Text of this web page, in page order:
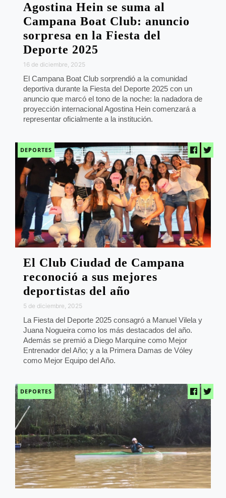
Agostina Hein se suma al
Campana Boat Club: anuncio
sorpresa en la Fiesta del
Deporte 2025
16 de diciembre, 2025
El Campana Boat Club sorprendió a la comunidad
deportiva durante la Fiesta del Deporte 2025 con un
anuncio que marcó el tono de la noche: la nadadora de
proyección internacional Agostina Hein comenzará a
representar oficialmente a la institución.
DEPORTES
El Club Ciudad de Campana
reconoció a sus mejores
deportistas del año
5 de diciembre, 2025
La Fiesta del Deporte 2025 consagró a Manuel Vilela y
Juana Nogueira como los más destacados del año.
Además se premió a Diego Marquine como Mejor
Entrenador del Año; y a la Primera Damas de Vóley
como Mejor Equipo del Año.
DEPORTES